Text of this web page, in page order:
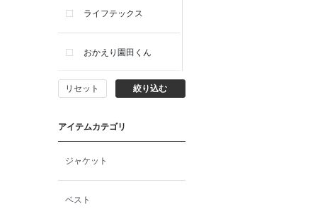
ライフテックス
おかえり園田くん
ビー・エー・ジー
イヴィスト
ン
リセット 絞り込む
アイテムカテゴリ
ジャケット
ベスト